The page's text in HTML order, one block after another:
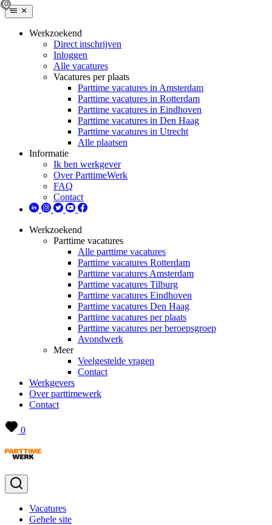
Werkzoekend
Direct inschrijven
Inloggen
Alle vacatures
Vacatures per plaats
Parttime vacatures in Amsterdam
Parttime vacatures in Rotterdam
Parttime vacatures in Eindhoven
Parttime vacatures in Den Haag
Parttime vacatures in Utrecht
Alle plaatsen
Informatie
Ik ben werkgever
Over ParttimeWerk
FAQ
Contact
Werkzoekend
Parttime vacatures
Alle parttime vacatures
Parttime vacatures Rotterdam
Parttime vacatures Amsterdam
Parttime vacatures Tilburg
Parttime vacatures Eindhoven
Parttime vacatures Den Haag
Parttime vacatures per plaats
Parttime vacatures per beroepsgroep
Avondwerk
Meer
Veelgestelde vragen
Contact
Werkgevers
Over parttimewerk
Contact
0
Vacatures
Gehele site